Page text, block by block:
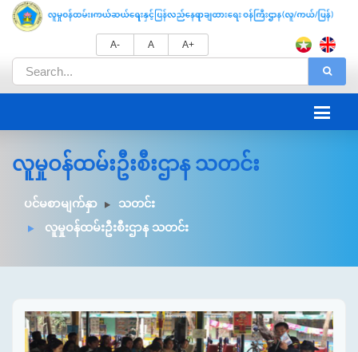
A- A A+
လူမှုဝန်ထမ်းဦးစီးဌာန သတင်း
ပင်မစာမျက်နှာ
သတင်း
လူမှုဝန်ထမ်းဦးစီးဌာန သတင်း